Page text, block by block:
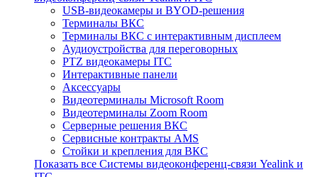
USB-видеокамеры и BYOD-решения
Терминалы ВКС
Терминалы ВКС с интерактивным дисплеем
Аудиоустройства для переговорных
PTZ видеокамеры ITC
Интерактивные панели
Аксессуары
Видеотерминалы Microsoft Room
Видеотерминалы Zoom Room
Серверные решения ВКС
Сервисные контракты AMS
Стойки и крепления для ВКС
Показать все Системы видеоконференц-связи Yealink и